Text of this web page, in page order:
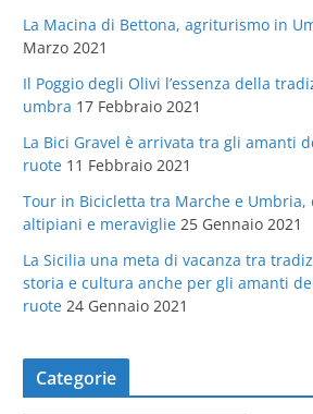
La Macina di Bettona, agriturismo in
Marzo 2021
Il Poggio degli Olivi l’essenza della
umbra 17 Febbraio 2021
La Bici Gravel è arrivata tra gli amanti
ruote 11 Febbraio 2021
Tour in Bicicletta tra Marche e Umbria,
altipiani e meraviglie 25 Gennaio 2021
La Sicilia una meta di vacanza tra
storia e cultura anche per gli amanti
ruote 24 Gennaio 2021
Categorie